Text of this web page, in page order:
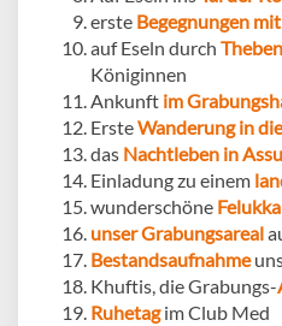
erste Begegnungen
auf Eseln durch Theben
Königinnen
Ankunft im
ErsteWanderung in
das Nachtleben in
Einladung zu einem
wunderschöne
unser Grabungsareal
Bestandsaufnahme
Khuftis, die Grabungs-
Ruhetagim Club Med